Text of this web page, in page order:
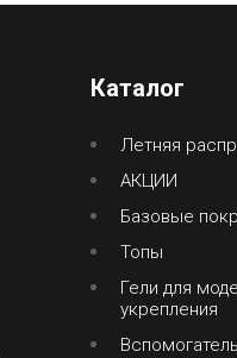
Каталог
Летняя
АКЦИИ
Базовые
Топы
Гели для
укрепления